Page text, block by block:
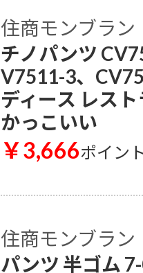
住商モンブラン
チノパンツ
V7511-3、
ディース レス
かっこいい
￥3,666ポイン
住商モンブラン
パンツ 半ゴム